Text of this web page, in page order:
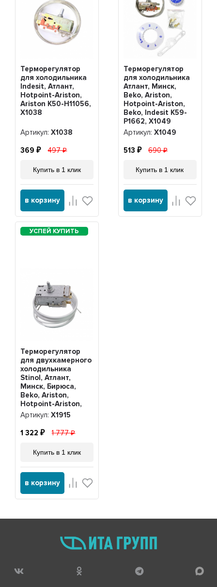
Терморегулятор
для холодильника
Indesit, Атлант,
Hotpoint-Ariston,
Ariston K50-H11056,
Х1038
Артикул:Х1038
369 497
Купить в 1 клик
в корзину
Терморегулятор
для холодильника
Атлант, Минск,
Beko, Ariston,
Hotpoint-Ariston,
Beko, Indesit K59-
P1662, Х1049
Артикул: Х1049
513 690
Купить в 1 клик
в корзину
Терморегулятор
для двухкамерного
холодильника
Stinol, Атлант,
Минск, Бирюса,
Beko, Ariston,
Hotpoint-Ariston,
Beko, Indesit K56-
L1915, Х1915
Артикул:Х1915
1 322 1 777
Купить в 1 клик
в корзину